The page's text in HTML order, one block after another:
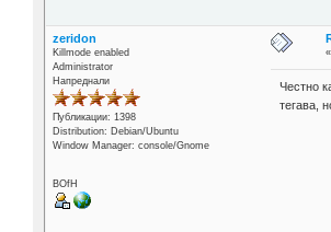
zeridon
Killmode enabled
Administrator
Напреднали
Публикации: 1398
Distribution: Debian/Ubuntu
Window Manager: console/Gnome
BOfH
Честно
тегава,